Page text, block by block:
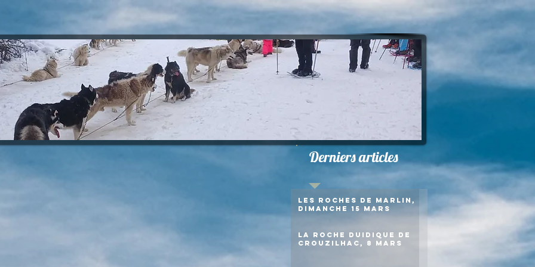
Derniers articles
Les roches de Marlin,
dimanche 15 mars
La roche duidique de
Crouzilhac, 8 mars